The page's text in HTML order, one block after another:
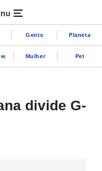
Gente Planeta
Mulher Pet
divide G-